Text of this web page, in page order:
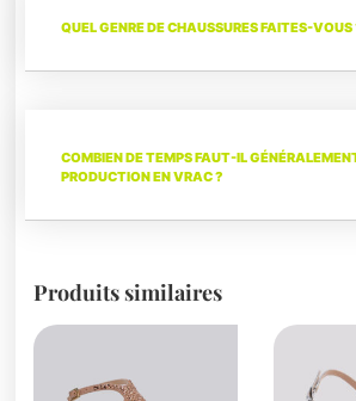
QUEL GENRE DE CHAUSSURES FAITES-VOUS
COMBIEN DE TEMPS FAUT-IL
PRODUCTION EN VRAC ?
Produits similaires